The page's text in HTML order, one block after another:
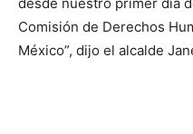
desde nuestro primer día
Comisión de Derechos
México”, dijo el alcalde